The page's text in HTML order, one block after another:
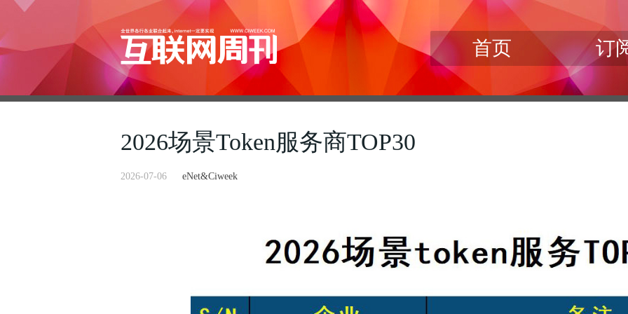
首页 订
2026场景Token服务商TOP30
2026-07-06 eNet&Ciweek